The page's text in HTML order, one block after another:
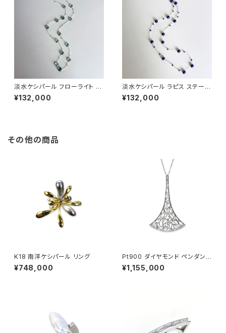
淡水ケシパール フローライト ペ
リドット ステーションネックレス
¥132,000
淡水ケシパール ラピス ステーシ
ョンネックレス
¥132,000
その他の商品
K18 南洋ケシパール リング
¥748,000
Pt900 ダイヤモンド ペンダント
ネックレス
¥1,155,000